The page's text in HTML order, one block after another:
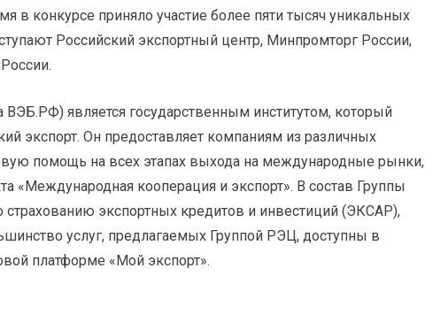
в конкурсе приняло участие более пяти тысяч уникальных
Российский экспортный центр, Минпромторг России,
является государственным институтом, который
экспорт. Он предоставляет компаниям из различных
помощь на всех этапах выхода на международные рынки,
«Международная кооперация и экспорт». В состав Группы
страхованию экспортных кредитов и инвестиций (ЭКСАР),
услуг, предлагаемых Группой РЭЦ, доступны в
платформе «Мой экспорт».